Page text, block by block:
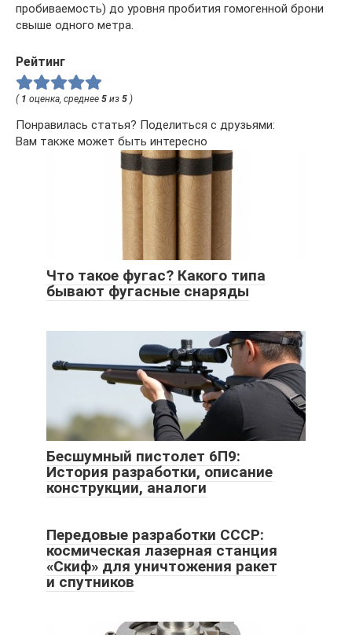
пробиваемость) до уровня пробития гомогенной брони
свы­ше одного метра.
Рейтинг
( 1 оценка, среднее 5 из 5 )
Понравилась статья? Поделиться с друзьями:
Вам также может быть интересно
Что такое фугас? Какого типа
бывают фугасные снаряды
Бесшумный пистолет 6П9:
История разработки, описание
конструкции, аналоги
Передовые разработки СССР:
космическая лазерная станция
«Скиф» для уничтожения ракет
и спутников